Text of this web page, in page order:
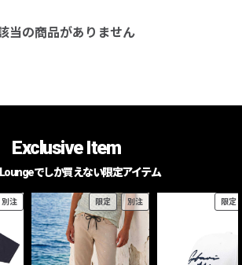
当の商品がありません
Exclusive Item
でしか買えない限定アイテム
別注 限定 別注 限定